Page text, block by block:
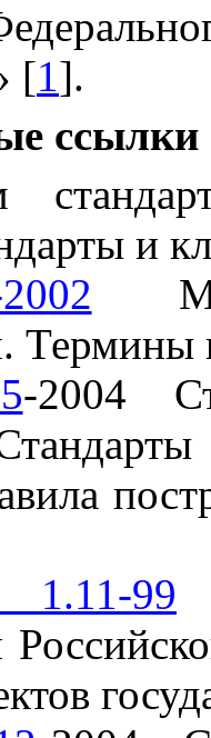
[1].
ссылки
и
. Термины
-2004
99